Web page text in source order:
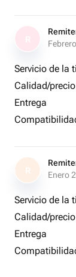
Servicio de la
Calidad/precio
Entrega
R
Enero
Servicio de la
Calidad/precio
Entrega